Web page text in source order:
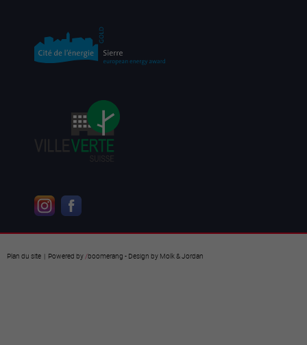
Plan du site | Powered by/boomerang - Design by Molk & Jordan